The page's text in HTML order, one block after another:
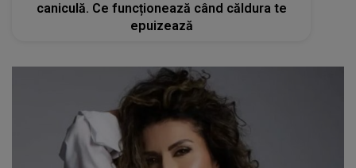
caniculă. Ce funcționează când căldura te
epuizează